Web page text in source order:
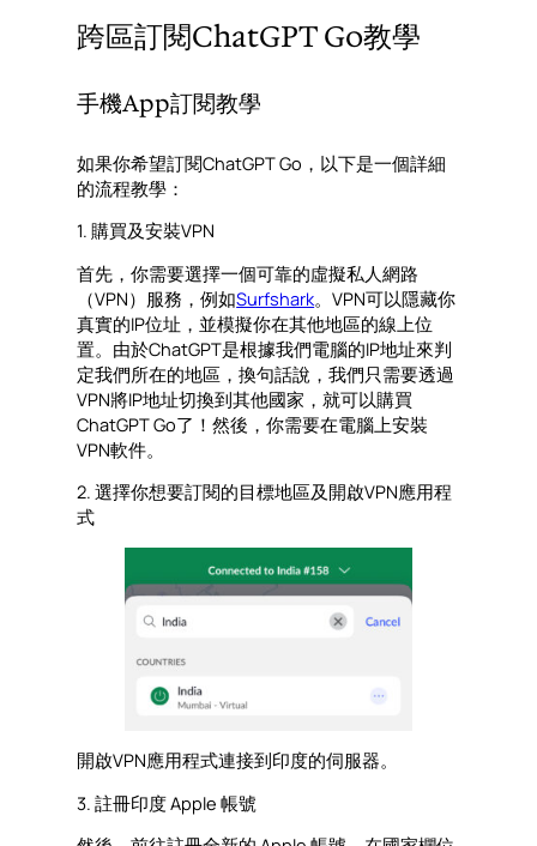
跨區訂閱ChatGPT Go教學
手機App訂閱教學
如果你希望訂閱ChatGPT Go，以下是一個詳細
的流程教學：
1. 購買及安裝VPN
首先，你需要選擇一個可靠的虛擬私人網路
（VPN）服務，例如Surfshark。VPN可以隱藏你
真實的IP位址，並模擬你在其他地區的線上位
置。由於ChatGPT是根據我們電腦的IP地址來判
定我們所在的地區，換句話說，我們只需要透過
VPN將IP地址切換到其他國家，就可以購買
ChatGPT Go了！然後，你需要在電腦上安裝
VPN軟件。
2. 選擇你想要訂閱的目標地區及開啟VPN應用程
式
開啟VPN應用程式連接到印度的伺服器。
3. 註冊印度 Apple 帳號